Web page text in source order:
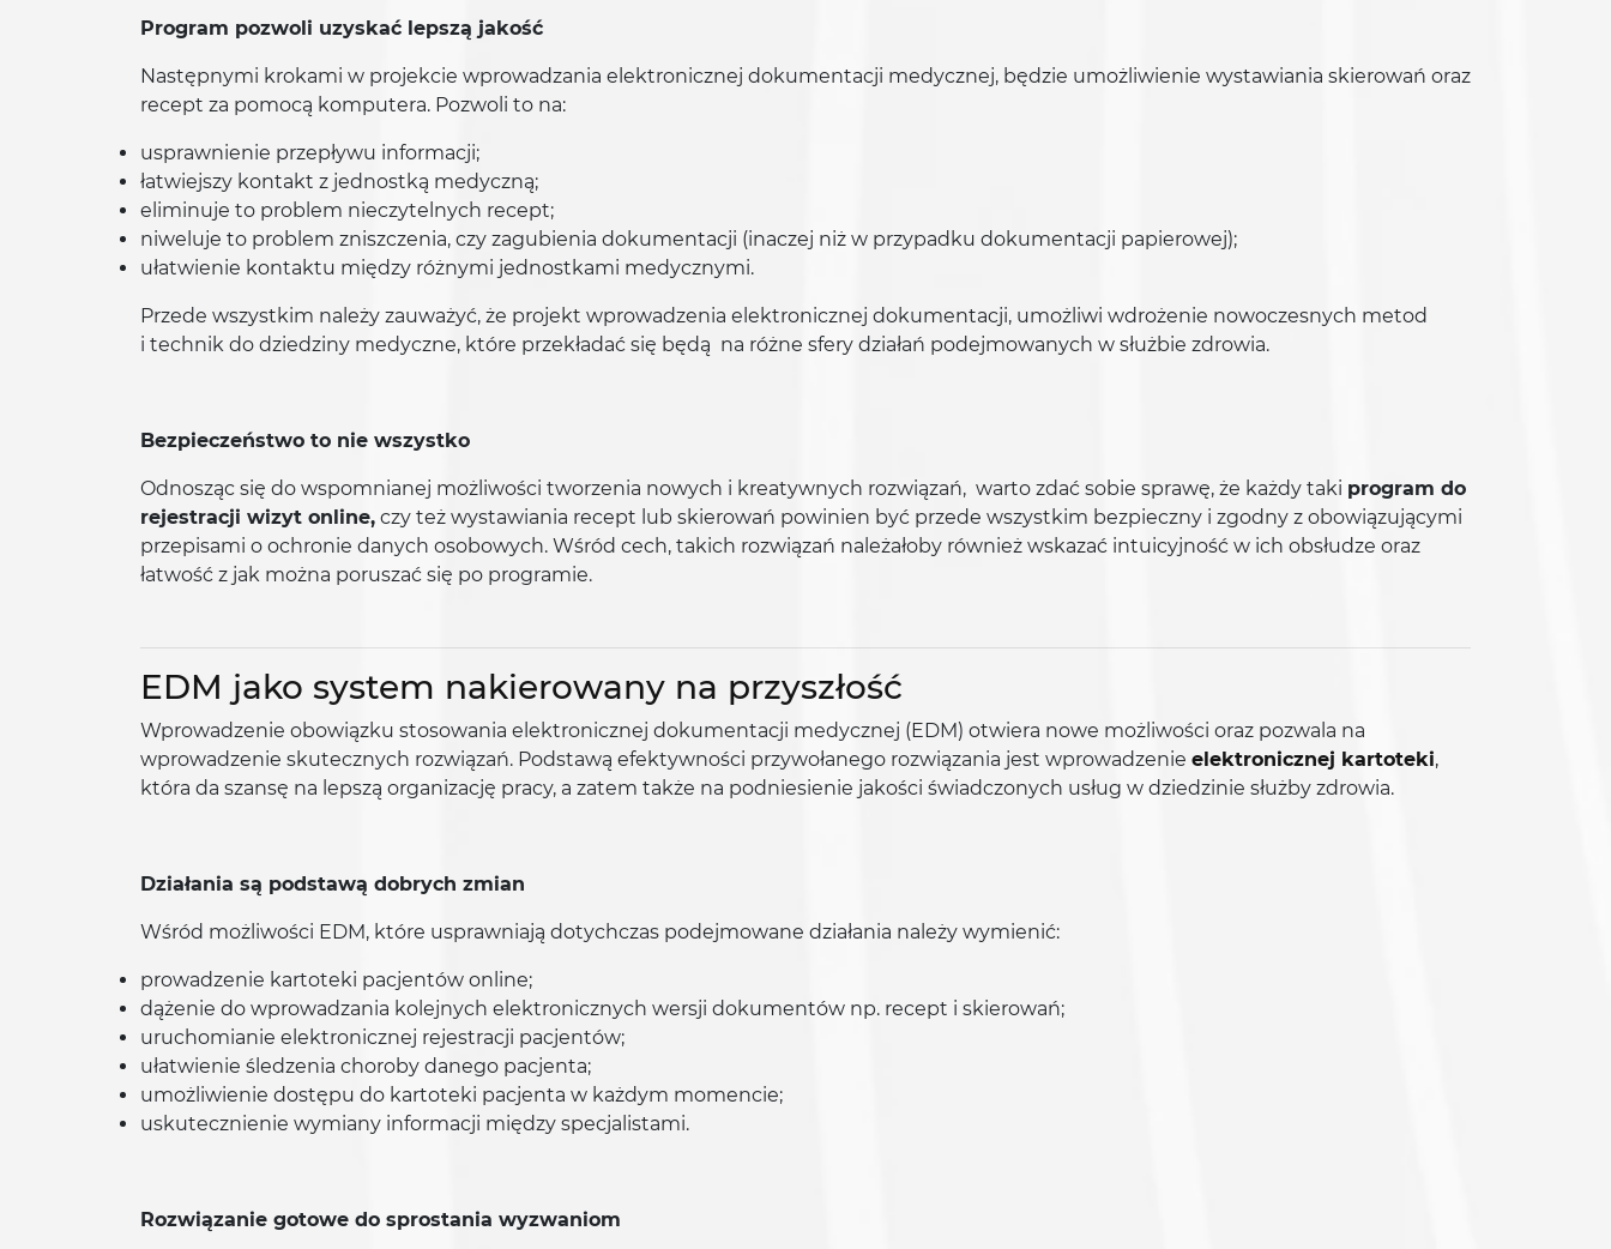
Program pozwoli uzyskać lepszą jakość
Następnymi krokami w projekcie wprowadzania elektronicznej dokumentacji medycznej, będzie umożliwienie wystawiania skierowań oraz
recept za pomocą komputera. Pozwoli to na:
usprawnienie przepływu informacji;
łatwiejszy kontakt z jednostką medyczną;
eliminuje to problem nieczytelnych recept;
niweluje to problem zniszczenia, czy zagubienia dokumentacji (inaczej niż w przypadku dokumentacji papierowej);
ułatwienie kontaktu między różnymi jednostkami medycznymi.
Przede wszystkim należy zauważyć, że projekt wprowadzenia elektronicznej dokumentacji, umożliwi wdrożenie nowoczesnych metod
i technik do dziedziny medyczne, które przekładać się będą na różne sfery działań podejmowanych w służbie zdrowia.
Bezpieczeństwo to nie wszystko
Odnosząc się do wspomnianej możliwości tworzenia nowych i kreatywnych rozwiązań, warto zdać sobie sprawę, że każdy taki program do
rejestracji wizyt online, czy też wystawiania recept lub skierowań powinien być przede wszystkim bezpieczny i zgodny z obowiązującymi
przepisami o ochronie danych osobowych. Wśród cech, takich rozwiązań należałoby również wskazać intuicyjność w ich obsłudze oraz
łatwość z jak można poruszać się po programie.
EDM jako system nakierowany na przyszłość
Wprowadzenie obowiązku stosowania elektronicznej dokumentacji medycznej (EDM) otwiera nowe możliwości oraz pozwala na
wprowadzenie skutecznych rozwiązań. Podstawą efektywności przywołanego rozwiązania jest wprowadzenie elektronicznej kartoteki,
która da szansę na lepszą organizację pracy, a zatem także na podniesienie jakości świadczonych usług w dziedzinie służby zdrowia.
Działania są podstawą dobrych zmian
Wśród możliwości EDM, które usprawniają dotychczas podejmowane działania należy wymienić:
prowadzenie kartoteki pacjentów online;
dążenie do wprowadzania kolejnych elektronicznych wersji dokumentów np. recept i skierowań;
uruchomianie elektronicznej rejestracji pacjentów;
ułatwienie śledzenia choroby danego pacjenta;
umożliwienie dostępu do kartoteki pacjenta w każdym momencie;
uskutecznienie wymiany informacji między specjalistami.
Rozwiązanie gotowe do sprostania wyzwaniom